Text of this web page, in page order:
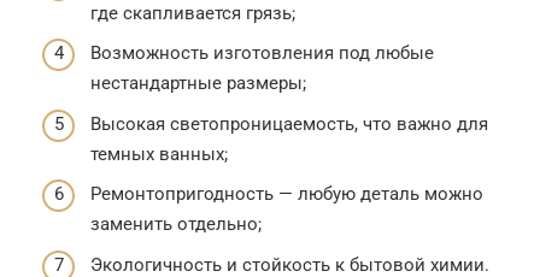
где скапливается грязь;
Возможность изготовления под любые
нестандартные размеры;
Высокая светопроницаемость, что важно для
темных ванных;
Ремонтопригодность — любую деталь можно
заменить отдельно;
Экологичность и стойкость к бытовой химии.